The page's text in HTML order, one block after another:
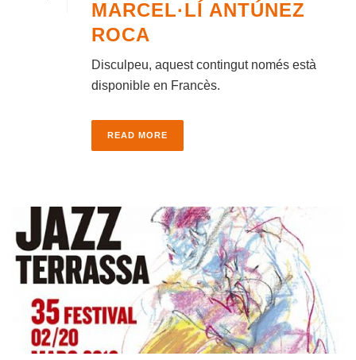
MARCEL·LÍ ANTÚNEZ
ROCA
Disculpeu, aquest contingut només està
disponible en Francès.
READ MORE